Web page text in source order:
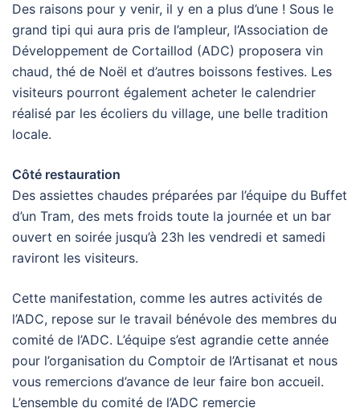
Des raisons pour y venir, il y en a plus d’une ! Sous le
grand tipi qui aura pris de l’ampleur, l’Association de
Développement de Cortaillod (ADC) proposera vin
chaud, thé de Noël et d’autres boissons festives. Les
visiteurs pourront également acheter le calendrier
réalisé par les écoliers du village, une belle tradition
locale.
Côté restauration
Des assiettes chaudes préparées par l’équipe du Buffet
d’un Tram, des mets froids toute la journée et un bar
ouvert en soirée jusqu’à 23h les vendredi et samedi
raviront les visiteurs.
Cette manifestation, comme les autres activités de
l’ADC, repose sur le travail bénévole des membres du
comité de l’ADC. L’équipe s’est agrandie cette année
pour l’organisation du Comptoir de l’Artisanat et nous
vous remercions d’avance de leur faire bon accueil.
L’ensemble du comité de l’ADC remercie